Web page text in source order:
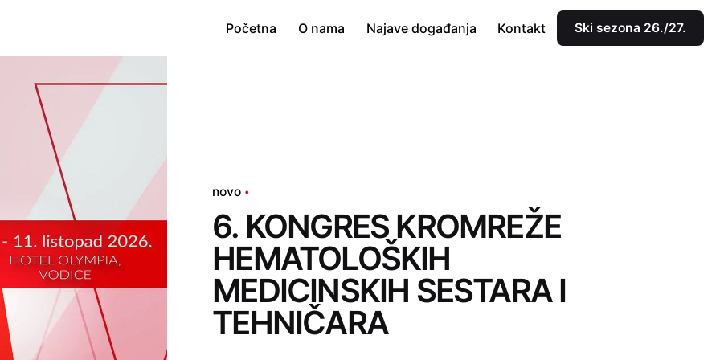
Početna O nama Najave događanja Kontakt Ski sezona 26./27.
novo
6. KONGRES KROMREŽE
HEMATOLOŠKIH
MEDICINSKIH SESTARA I
TEHNIČARA